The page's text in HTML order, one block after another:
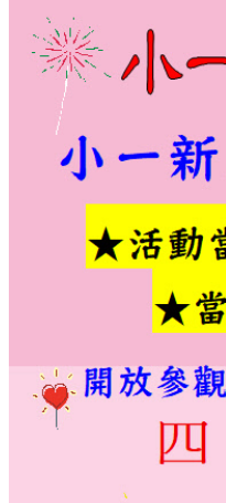
小學館相簿.花絮
中學館相簿.花絮
活動影片
招生訊息
線上報名
聯絡我們